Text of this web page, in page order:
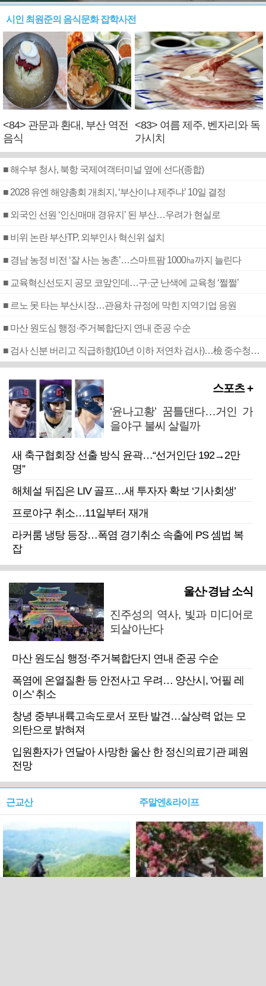
시인 최원준의 음식문화 잡학사전
<84> 관문과 환대, 부산 역전
음식
<83> 여름 제주, 벤자리와 독
가시치
■ 해수부 청사, 북항 국제여객터미널 옆에 선다(종합)
■ 2028 유엔 해양총회 개최지, ‘부산이냐 제주냐’ 10일 결정
■ 외국인 선원 ‘인신매매 경유지’ 된 부산…우려가 현실로
■ 비위 논란 부산TP, 외부인사 혁신위 설치
■ 경남 농정 비전 ‘잘 사는 농촌’…스마트팜 1000㏊까지 늘린다
■ 교육혁신선도지 공모 코앞인데…구·군 난색에 교육청 ‘쩔쩔’
■ 르노 못 타는 부산시장…관용차 규정에 막힌 지역기업 응원
■ 마산 원도심 행정·주거복합단지 연내 준공 수순
■ 검사 신분 버리고 직급하향(10년 이하 저연차 검사)…檢 중수청행 기피
스포츠 +
‘윤나고황’ 꿈틀댄다…거인 가
을야구 불씨 살릴까
새 축구협회장 선출 방식 윤곽…“선거인단 192→2만
명”
해체설 뒤집은 LIV 골프…새 투자자 확보 ‘기사회생’
프로야구 취소…11일부터 재개
라커룸 냉탕 등장…폭염 경기취소 속출에 PS 셈법 복
잡
울산·경남 소식
진주성의 역사, 빛과 미디어로
되살아난다
마산 원도심 행정·주거복합단지 연내 준공 수순
폭염에 온열질환 등 안전사고 우려… 양산시, '어필 레
이스' 취소
창녕 중부내륙고속도로서 포탄 발견…살상력 없는 모
의탄으로 밝혀져
입원환자가 연달아 사망한 울산 한 정신의료기관 폐원
전망
근교산 주말엔&라이프